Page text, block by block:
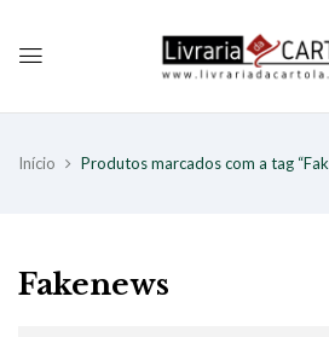
Início Produtos marcados com a tag
Fakenews